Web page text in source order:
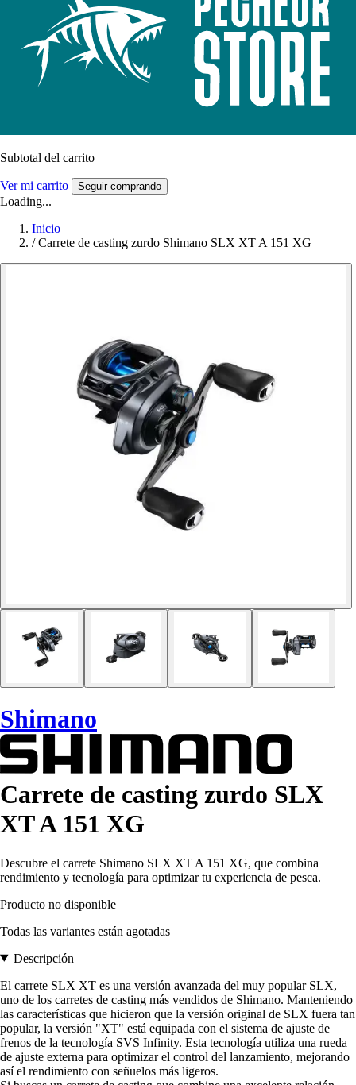
Subtotal del carrito
Ver mi carrito Seguir comprando
Loading...
Inicio
/ Carrete de casting zurdo Shimano SLX XT A 151 XG
Shimano
Carrete de casting zurdo SLX
XT A 151 XG
Descubre el carrete Shimano SLX XT A 151 XG, que combina
rendimiento y tecnología para optimizar tu experiencia de pesca.
Producto no disponible
Todas las variantes están agotadas
Descripción
El carrete SLX XT es una versión avanzada del muy popular SLX,
uno de los carretes de casting más vendidos de Shimano. Manteniendo
las características que hicieron que la versión original de SLX fuera tan
popular, la versión "XT" está equipada con el sistema de ajuste de
frenos de la tecnología SVS Infinity. Esta tecnología utiliza una rueda
de ajuste externa para optimizar el control del lanzamiento, mejorando
así el rendimiento con señuelos más ligeros.